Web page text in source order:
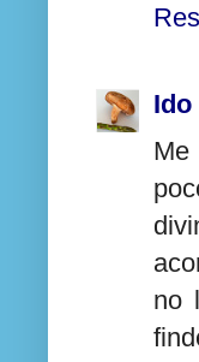
Ido
Me
no